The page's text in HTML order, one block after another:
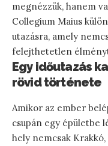
megnézzük, hanem
Collegium Maius
utazásra, amely
felejthetetlen
Egy időutazás
rövid története
Amikor az ember
csupán egy épületbe
hely nemcsak